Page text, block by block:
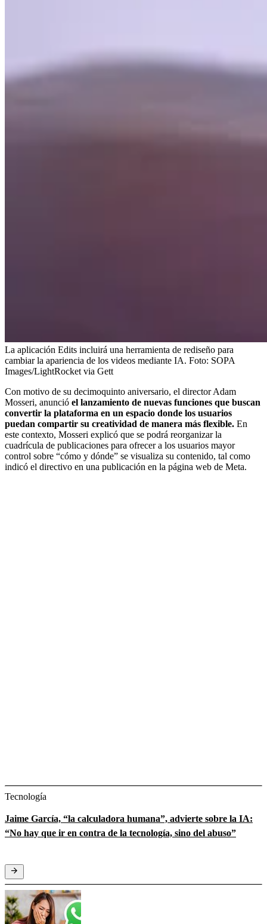
La aplicación Edits incluirá una herramienta de rediseño para
cambiar la apariencia de los videos mediante IA. Foto: SOPA
Images/LightRocket via Gett
Con motivo de su decimoquinto aniversario, el director Adam
Mosseri, anunció el lanzamiento de nuevas funciones que buscan
convertir la plataforma en un espacio donde los usuarios
puedan compartir su creatividad de manera más flexible. En
este contexto, Mosseri explicó que se podrá reorganizar la
cuadrícula de publicaciones para ofrecer a los usuarios mayor
control sobre “cómo y dónde” se visualiza su contenido, tal como
indicó el directivo en una publicación en la página web de Meta.
Tecnología
Jaime García, “la calculadora humana”, advierte sobre la IA:
“No hay que ir en contra de la tecnología, sino del abuso”